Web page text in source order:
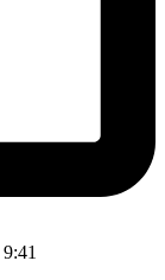
9:41